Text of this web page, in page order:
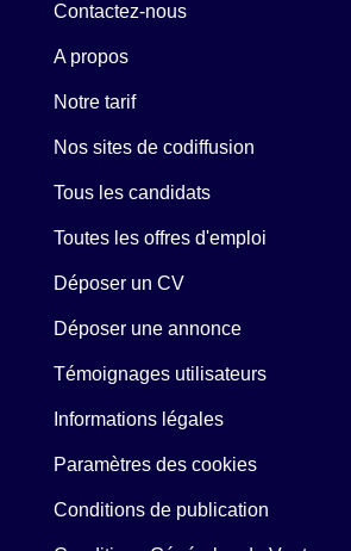
Contactez-nous
A propos
Notre tarif
Nos sites de codiffusion
Tous les candidats
Toutes les offres d'emploi
Déposer un CV
Déposer une annonce
Témoignages utilisateurs
Informations légales
Paramètres des cookies
Conditions de publication